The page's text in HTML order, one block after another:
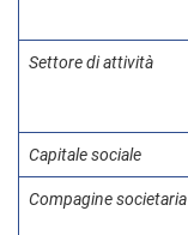
Settore di attività
Capitale sociale
Compagine societaria